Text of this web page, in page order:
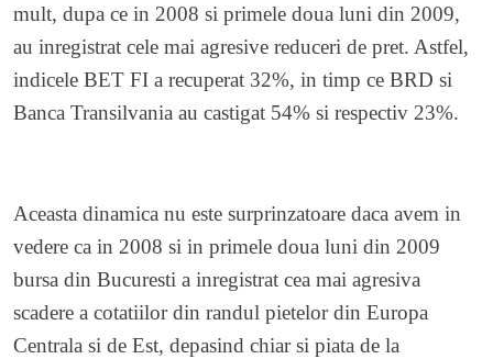
mult, dupa ce in 2008 si primele doua luni din 2009,
au inregistrat cele mai agresive reduceri de pret. Astfel,
indicele BET FI a recuperat 32%, in timp ce BRD si
Banca Transilvania au castigat 54% si respectiv 23%.
Aceasta dinamica nu este surprinzatoare daca avem in
vedere ca in 2008 si in primele doua luni din 2009
bursa din Bucuresti a inregistrat cea mai agresiva
scadere a cotatiilor din randul pietelor din Europa
Centrala si de Est, depasind chiar si piata de la